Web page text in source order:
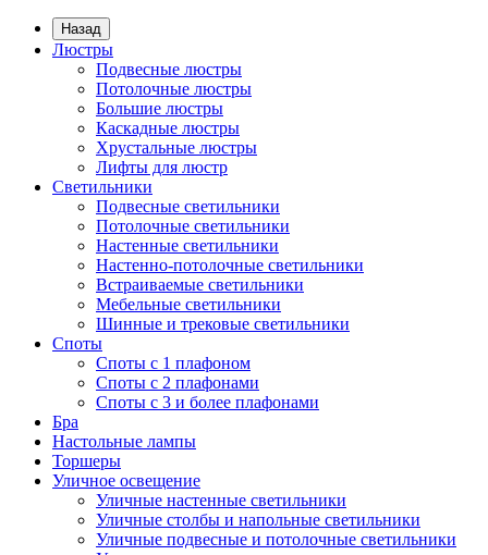
Назад
Люстры
Подвесные люстры
Потолочные люстры
Большие люстры
Каскадные люстры
Хрустальные люстры
Лифты для люстр
Светильники
Подвесные светильники
Потолочные светильники
Настенные светильники
Настенно-потолочные светильники
Встраиваемые светильники
Мебельные светильники
Шинные и трековые светильники
Споты
Споты с 1 плафоном
Споты с 2 плафонами
Споты с 3 и более плафонами
Бра
Настольные лампы
Торшеры
Уличное освещение
Уличные настенные светильники
Уличные столбы и напольные светильники
Уличные подвесные и потолочные светильники